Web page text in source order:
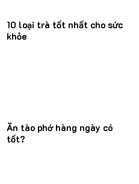
10 loại trà tốt nhất cho sức
khỏe
Ăn tào phớ hàng ngày có
tốt?